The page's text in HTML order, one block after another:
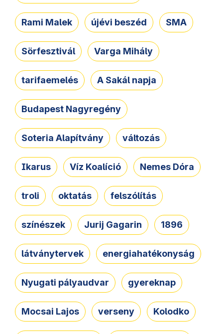
Rami Malek újévi beszéd SMA
Sörfesztivál Varga Mihály
tarifaemelés A Sakál napja
Budapest Nagyregény
Soteria Alapítvány változás
Ikarus Víz Koalíció Nemes Dóra
troli oktatás felszólítás
színészek Jurij Gagarin 1896
látványtervek energiahatékonyság
Nyugati pályaudvar gyereknap
Mocsai Lajos verseny Kolodko